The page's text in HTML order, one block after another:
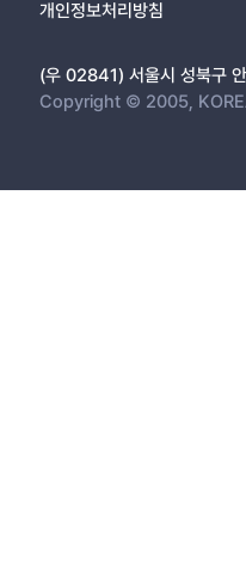
개인정보처리방침
(우 02841) 서울시 성북구
Copyright © 2005,